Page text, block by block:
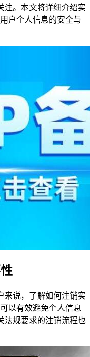
注。本文将详细介绍实
户个人信息的安全与
来说，了解如何注销实
以有效避免个人信息
法规要求的注销流程也